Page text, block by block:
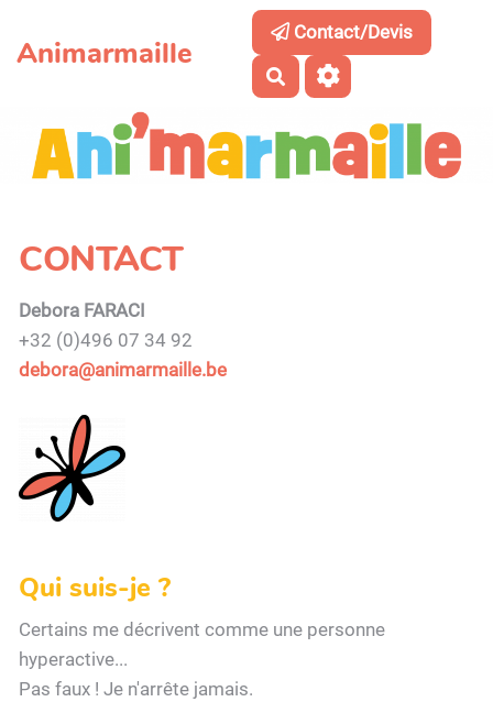
Animarmaille
Contact/Devis
Rechercher
CONTACT
Debora FARACI
+32 (0)496 07 34 92
debora@animarmaille.be
Qui suis-je ?
Certains me décrivent comme une personne
hyperactive...
Pas faux ! Je n'arrête jamais.